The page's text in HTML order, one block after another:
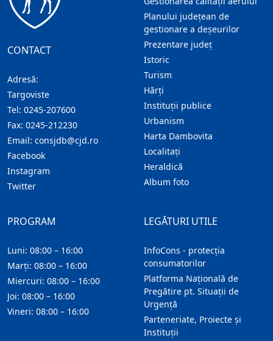
CONTACT
Adresă:
Targoviste
Tel: 0245-207600
Fax: 0245-212230
Email: consjdb@cjd.ro
Facebook
Instagram
Twitter
Planului județean de
gestionare a deșeurilor
Prezentare judeţ
Istoric
Turism
Hărţi
Instituţii publice
Urbanism
Harta Dambovita
Localitaţi
Heraldică
Album foto
LEGĂTURI UTILE
InfoCons - protecția
consumatorilor
Platforma Națională de
Pregătire pt. Situații de
Urgență
Parteneriate, Proiecte și
Instituții
PROGRAM
Luni: 08:00 – 16:00
Marți: 08:00 – 16:00
Miercuri: 08:00 – 16:00
Joi: 08:00 – 16:00
Vineri: 08:00 – 16:00